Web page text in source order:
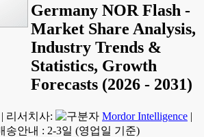
Germany NOR Flash -
Market Share Analysis,
Industry Trends &
Statistics, Growth
Forecasts (2026 - 2031)
| 리서치사: Mordor Intelligence |
송안내 : 2-3일 (영업일 기준)